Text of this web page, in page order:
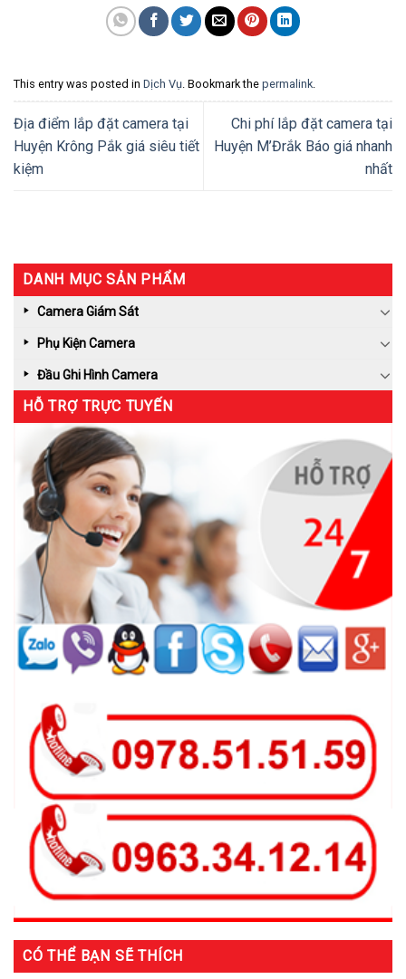
This entry was posted in Dịch Vụ. Bookmark the permalink.
Địa điểm lắp đặt camera tại
Huyện Krông Pắk giá siêu tiết
kiệm
Chi phí lắp đặt camera tại
Huyện M’Đrắk Báo giá nhanh
nhất
DANH MỤC SẢN PHẨM
Camera Giám Sát
Phụ Kiện Camera
Đầu Ghi Hình Camera
HỖ TRỢ TRỰC TUYẾN
CÓ THỂ BẠN SẼ THÍCH